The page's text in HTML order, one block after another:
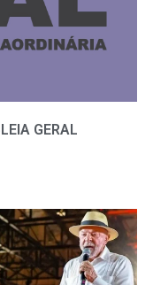
GERAL